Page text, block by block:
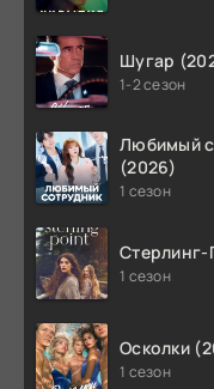
Шугар
1-2 сезон
Любимый
(2026)
1 сезон
1 сезон
Осколки
1 сезон